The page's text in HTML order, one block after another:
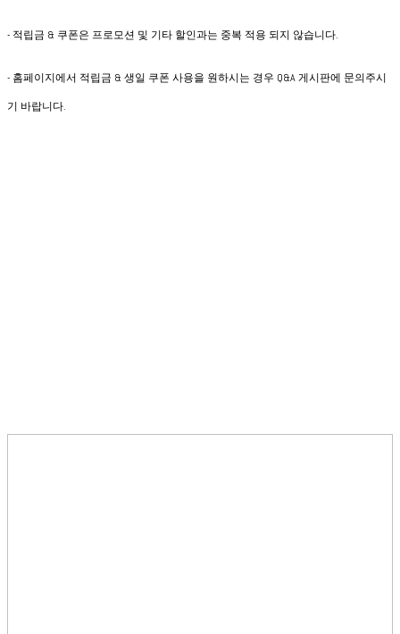
- 적립금 & 쿠폰은 프로모션 및 기타 할인과는 중복 적용 되지 않습니다.
- 홈페이지에서 적립금 & 생일 쿠폰 사용을 원하시는 경우 Q&A 게시판에 문의주시
기 바랍니다.